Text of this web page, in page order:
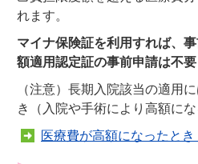
れます。
マイナ保険証を利用すれば、
額適用認定証の事前申請は不
（注意）長期入院該当の適用
き（入院や手術により高額に
医療費が高額になったと